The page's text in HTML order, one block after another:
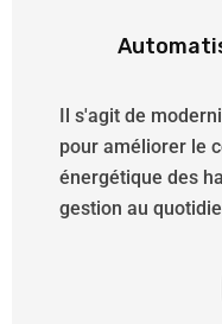
Il s'agit de
pour améliorer le
énergétique des
gestion au